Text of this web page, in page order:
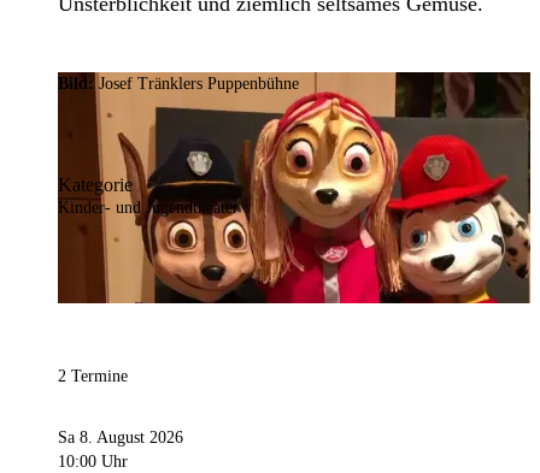
Bild:Josef Tränklers Puppenbühne
Kategorie
Kinder- und Jugendtheater
2 Termine
Sa 8. August 2026
10:00 Uhr